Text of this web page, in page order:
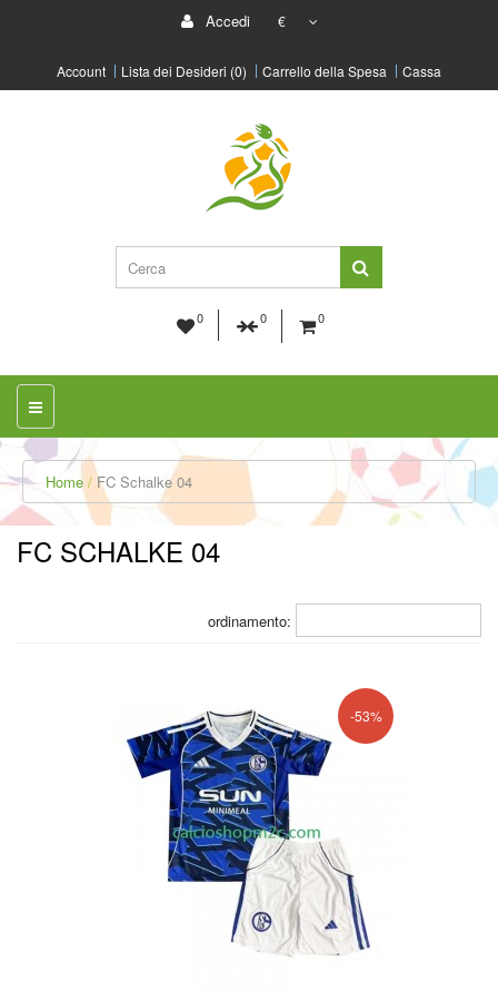
Accedi €
Account Lista dei Desideri (0) Carrello della Spesa Cassa
0 0 0
Home FC Schalke 04
FC SCHALKE 04
ordinamento:
-53%